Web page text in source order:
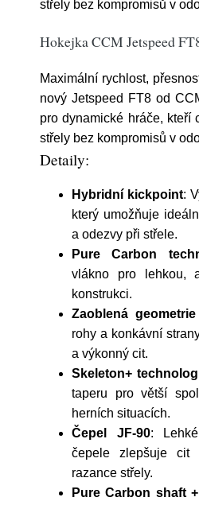
střely bez kompromisů v
Hokejka CCM Jetspeed
Maximální rychlost,
nový Jetspeed FT8 od
pro dynamické hráče, kteří
střely bez kompromisů v
Detaily:
Hybridní kickpoint:
který umožňuje
a odezvy při střele.
Pure Carbon
vlákno pro lehkou,
konstrukci.
Zaoblená
rohy a konkávní
a výkonný cit.
Skeleton+
taperu pro větší
herních situacích.
Čepel JF-90:
čepele zlepšuje cit
razance střely.
Pure Carbon shaft